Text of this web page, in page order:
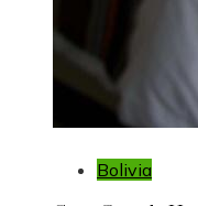
Bolivia